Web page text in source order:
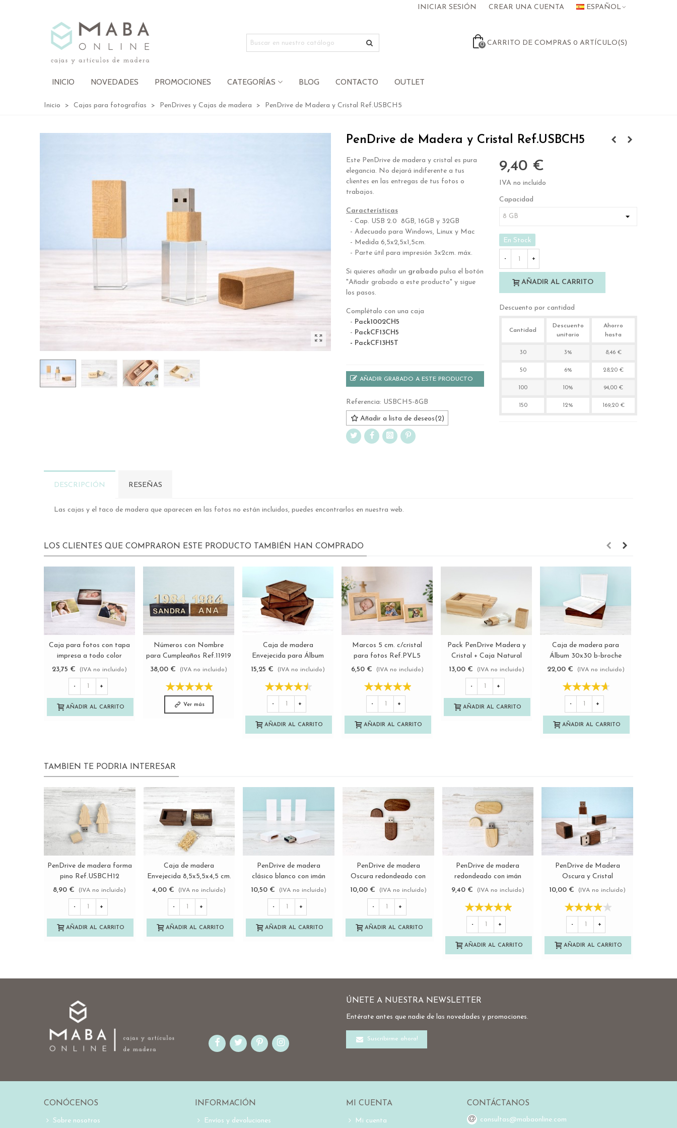
INICIAR SESIÓN CREAR UNA CUENTA ESPAÑOL
0 CARRITO DE COMPRAS 0 ARTÍCULO(S)
INICIO NOVEDADES PROMOCIONES CATEGORÍAS BLOG CONTACTO OUTLET
Inicio > Cajas para fotografías > PenDrives y Cajas de madera > PenDrive de Madera y Cristal Ref.USBCH5
PenDrive de Madera y Cristal Ref.USBCH5
Este PenDrive de madera y cristal es pura
elegancia. No dejará indiferente a tus
clientes en las entregas de tus fotos o
trabajos.
Características
- Cap. USB 2.0 8GB, 16GB y 32GB
- Adecuado para Windows, Linux y Mac
- Medida 6,5x2,5x1,5cm.
- Parte útil para impresión 3x2cm. máx.
Si quieres añadir un grabado pulsa el botón
"Añadir grabado a este producto" y sigue
los pasos.
Complétalo con una caja
- Pack1002CH5
- PackCF13CH5
- PackCF13H5T
AÑADIR GRABADO A ESTE PRODUCTO
Referencia: USBCH5-8GB
Añadir a lista de deseos(2)
9,40 €
IVA no incluído
Capacidad
En Stock
- +
AÑADIR AL CARRITO
Descuento por cantidad
Cantidad
Descuento
unitario
Ahorro
hasta
30 3% 8,46 €
50 6% 28,20 €
100 10% 94,00 €
150 12% 169,20 €
DESCRIPCIÓN RESEÑAS
Las cajas y el taco de madera que aparecen en las fotos no están incluidos, puedes encontrarlos en nuestra web.
LOS CLIENTES QUE COMPRARON ESTE PRODUCTO TAMBIÉN HAN COMPRADO
Ver más
Caja para fotos con tapa
impresa a todo color
PF1520 y PF2025
Ref.PF2IM
23,75 € (IVA no incluido)
- +
AÑADIR AL CARRITO
Ver más
Números con Nombre
para Cumpleaños Ref.11919
38,00 €
(IVA no incluido)
Ver más
Ver más
Caja de madera
Envejecida para Álbum
c/tapa madera varias
15,25 € (IVA no incluido)
- +
AÑADIR AL CARRITO
Ver más
Marcos 5 cm. c/cristal
para fotos Ref.PVL5
6,50 €
(IVA no incluido)
- +
AÑADIR AL CARRITO
Ver más
Pack PenDrive Madera y
Cristal + Caja Natural
Ref.Pack1002CH5
13,00 € (IVA no incluido)
- +
AÑADIR AL CARRITO
Ver más
Caja de madera para
Álbum 30x30 b-broche
imán y div. 3 acabados
22,00 € (IVA no incluido)
- +
AÑADIR AL CARRITO
TAMBIEN TE PODRIA INTERESAR
Ver más
PenDrive de madera forma
pino Ref.USBCH12
8,90 €
(IVA no incluido)
- +
AÑADIR AL CARRITO
Ver más
Caja de madera
Envejecida 8,5x5,5x4,5 cm.
Ref.PC1P
4,00 € (IVA no incluido)
- +
AÑADIR AL CARRITO
Ver más
PenDrive de madera
clásico blanco con imán
Ref.USBCH11
10,50 € (IVA no incluido)
- +
AÑADIR AL CARRITO
Ver más
PenDrive de madera
Oscura redondeado con
imán Ref.USBCH10
10,00 € (IVA no incluido)
- +
AÑADIR AL CARRITO
Ver más
PenDrive de madera
redondeado con imán
Ref.USBCH9
9,40 € (IVA no incluido)
- +
AÑADIR AL CARRITO
Ver más
PenDrive de Madera
Oscura y Cristal
Ref.USBCH8
10,00 € (IVA no incluido)
- +
AÑADIR AL CARRITO
ÚNETE A NUESTRA NEWSLETTER
Entérate antes que nadie de las novedades y promociones.
Suscribirme ahora!
CONÓCENOS
Sobre nosotros
INFORMACIÓN
Envíos y devoluciones
MI CUENTA
Mi cuenta
CONTÁCTANOS
consultas@mabaonline.com